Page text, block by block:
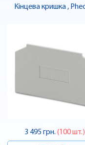
Кінцева кришка , Pheonix
3 495 грн. (100 шт.)